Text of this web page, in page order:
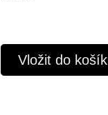
Vložit do